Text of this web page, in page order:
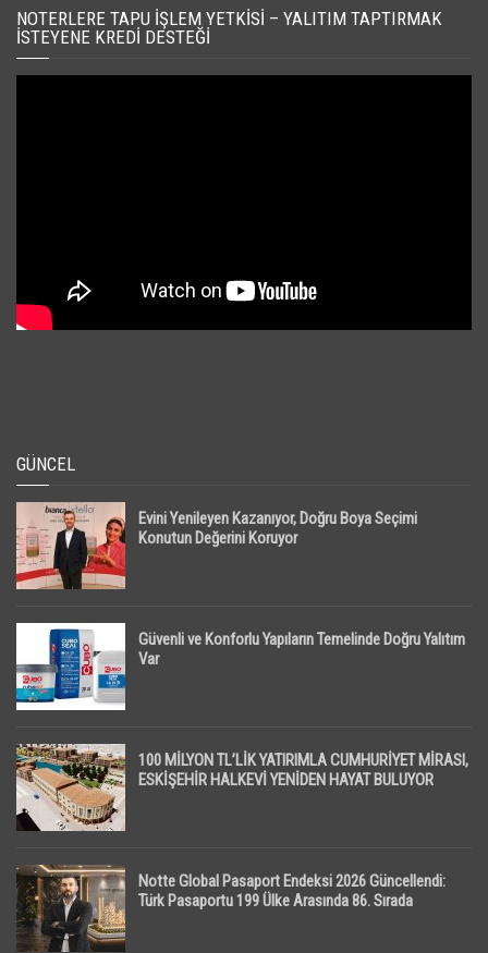
NOTERLERE TAPU İŞLEM YETKISI – YALITIM TAPTIRMAK
İSTEYENE KREDI DESTEĞI
GÜNCEL
Evini Yenileyen Kazanıyor, Doğru Boya Seçimi
Konutun Değerini Koruyor
Güvenli ve Konforlu Yapıların Temelinde Doğru Yalıtım
Var
100 MİLYON TL’LİK YATIRIMLA CUMHURİYET MİRASI,
ESKİŞEHİR HALKEVİ YENİDEN HAYAT BULUYOR
Notte Global Pasaport Endeksi 2026 Güncellendi:
Türk Pasaportu 199 Ülke Arasında 86. Sırada